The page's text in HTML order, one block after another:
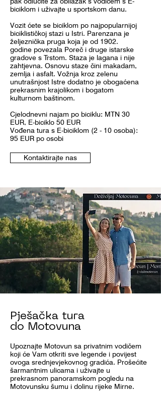
biciklom i uživajte u sportskom danu.
Vozit ćete se biciklom po najpopularnijoj
biciklističkoj stazi u Istri. Parenzana je
željeznička pruga koja je od 1902.
godine povezala Poreč i druge istarske
gradove s Trstom. Staza je lagana i nije
zahtjevna. Osnovu staze čini makadam,
zemlja i asfalt. Vožnja kroz zelenu
unutrašnjost Istre dodatno je obogaćena
prekrasnim krajolikom i bogatom
kulturnom baštinom.
Cjelodnevni najam po biciklu: MTN 30
EUR, E-biciklo 50 EUR
Vođena tura s E-biciklom (2 - 10 osoba):
95 EUR po osobi
Kontaktirajte nas
Pješačka tura
do Motovuna
Upoznajte Motovun sa privatnim vodičem
koji će Vam otkriti sve legende i povijest
ovoga srednjevjekovnog gradića. Prošećite
šarmantnim ulicama i uživajte u
prekrasnom panoramskom pogledu na
Motovunsku šumu i dolinu rijeke Mirne.